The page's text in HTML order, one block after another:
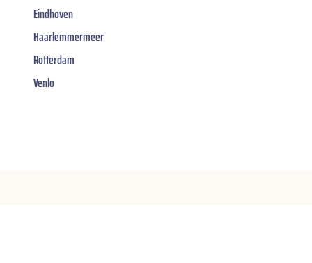
Eindhoven
Haarlemmermeer
Rotterdam
Venlo